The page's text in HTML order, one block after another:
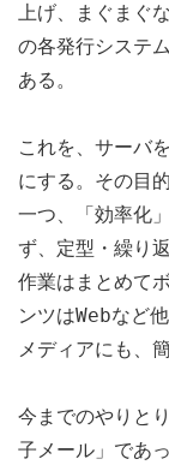
上げ、まぐまぐ
の各発行システ
ある。
これを、サーバ
にする。その目
一つ、「効率化
ず、定型・繰り
作業はまとめて
ンツはWebなど
メディアにも、
今までのやりと
子メール」であっ